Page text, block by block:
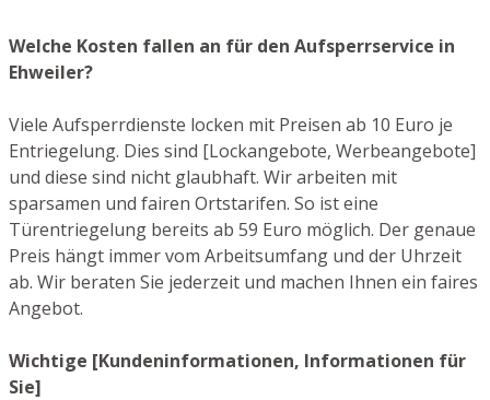
Welche Kosten fallen an für den Aufsperrservice in
Ehweiler?
Viele Aufsperrdienste locken mit Preisen ab 10 Euro je
Entriegelung. Dies sind [Lockangebote, Werbeangebote]
und diese sind nicht glaubhaft. Wir arbeiten mit
sparsamen und fairen Ortstarifen. So ist eine
Türentriegelung bereits ab 59 Euro möglich. Der genaue
Preis hängt immer vom Arbeitsumfang und der Uhrzeit
ab. Wir beraten Sie jederzeit und machen Ihnen ein faires
Angebot.
Wichtige [Kundeninformationen, Informationen für
Sie]